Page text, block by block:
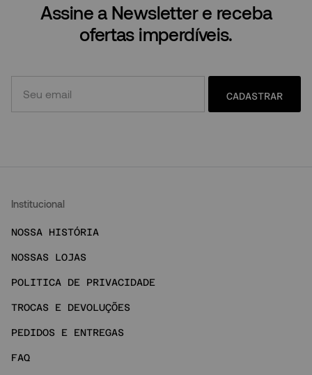
Assine a Newsletter e receba
ofertas imperdíveis.
CADASTRAR
Institucional
NOSSA HISTÓRIA
NOSSAS LOJAS
POLITICA DE PRIVACIDADE
TROCAS E DEVOLUÇÕES
PEDIDOS E ENTREGAS
FAQ